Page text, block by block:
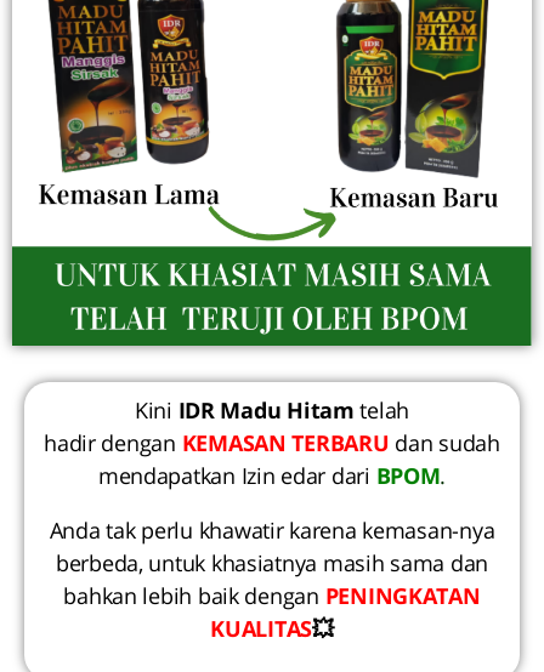
Kini IDR Madu Hitam telah
hadir dengan KEMASAN TERBARU dan sudah
mendapatkan Izin edar dari BPOM.
Anda tak perlu khawatir karena kemasan-nya
berbeda, untuk khasiatnya masih sama dan
bahkan lebih baik dengan PENINGKATAN
KUALITAS💥